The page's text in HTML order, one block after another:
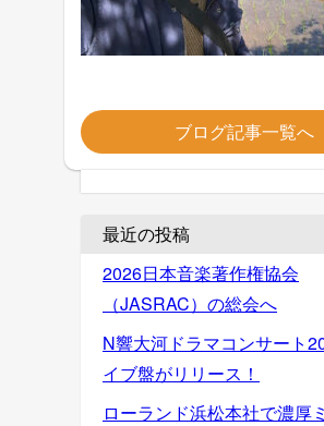
ブログ記事一覧へ
最近の投稿
2026日本音楽著作権協会
（JASRAC）の総会へ
N響大河ドラマコンサート
イブ盤がリリース！
ローランド浜松本社で濃厚